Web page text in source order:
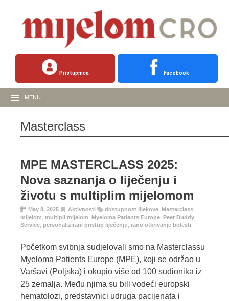
Pristupnica Facebook
MENU
Masterclass
MPE MASTERCLASS 2025:
Nova saznanja o liječenju i
životu s multiplim mijelomom
May 8, 2025 Aktivnosti dostupnost lijekova Masterclass
mijelom
multipli mijelom Myeloma Patients Europe Peer Buddy
Service personalizirani pristup liječenju rano otkrivanje bolesti
Početkom svibnja sudjelovali smo na Masterclassu
Myeloma Patients Europe (MPE), koji se održao u
Varšavi (Poljska) i okupio više od 100 sudionika iz
25 zemalja. Među njima su bili vodeći europski
hematolozi, predstavnici udruga pacijenata i